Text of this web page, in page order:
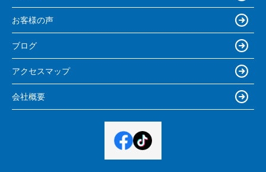
お客様の声
ブログ
アクセスマップ
会社概要